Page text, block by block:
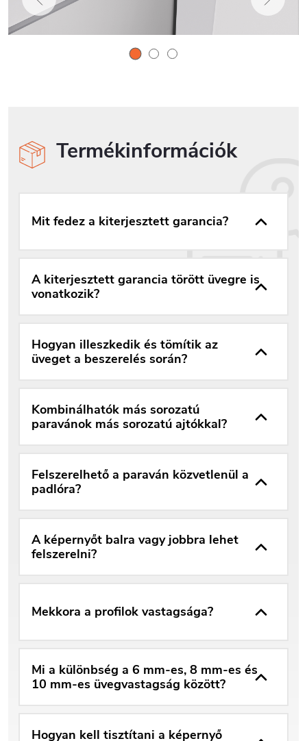
Termékinformációk
Mit fedez a kiterjesztett garancia?
A kiterjesztett garancia törött üvegre is
vonatkozik?
Hogyan illeszkedik és tömítik az
üveget a beszerelés során?
Kombinálhatók más sorozatú
paravánok más sorozatú ajtókkal?
Felszerelhető a paraván közvetlenül a
padlóra?
A képernyőt balra vagy jobbra lehet
felszerelni?
Mekkora a profilok vastagsága?
Mi a különbség a 6 mm-es, 8 mm-es és
10 mm-es üvegvastagság között?
Hogyan kell tisztítani a képernyő